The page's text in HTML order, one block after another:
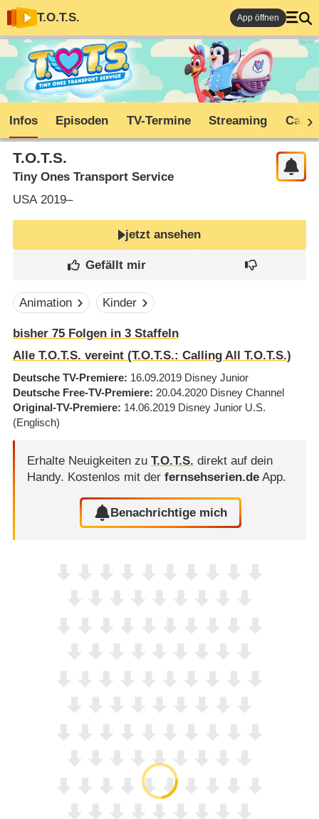
T.O.T.S. App öffnen
Infos Episoden TV-Termine Streaming Cast
T.O.T.S.
Tiny Ones Transport Service
USA2019–
jetzt ansehen
Animation Kinder
bisher 75Folgen in 3Staffeln
Alle T.O.T.S. vereint (T.O.T.S.: Calling All T.O.T.S.)
Deutsche TV-Premiere 16.09.2019 Disney Junior
Deutsche Free-TV-Premiere 20.04.2020 Disney Channel
Original-TV-Premiere 14.06.2019 Disney Junior U.S.
(Englisch)
Erhalte Neuigkeiten zu T.O.T.S. direkt auf dein
Handy. Kostenlos mit der fernsehserien.deApp.
Benachrichtige mich